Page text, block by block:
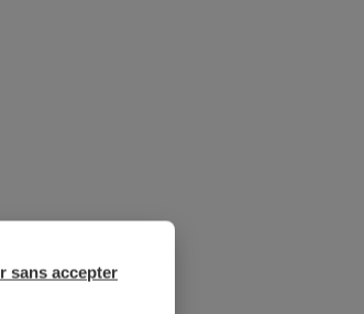
sans accepter